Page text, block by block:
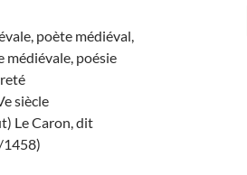
poète médiéval,
médiévale, poésie
siècle
Le Caron, dit